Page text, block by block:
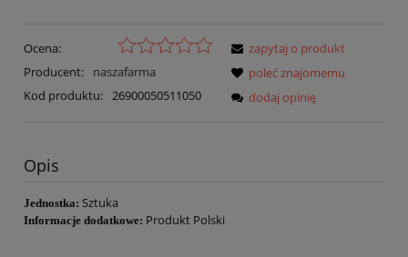
Ocena:
Producent:
naszafarma
Kod produktu:
26900050511050
zapytaj o produkt
poleć znajomemu
dodaj opinię
Opis
Jednostka: Sztuka
Informacje dodatkowe: Produkt Polski